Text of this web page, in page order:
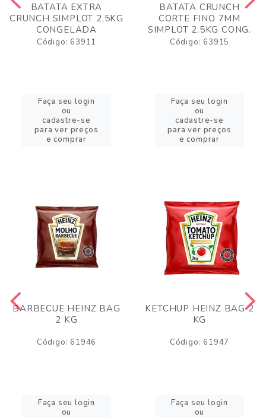
BATATA EXTRA
CRUNCH SIMPLOT 2,5KG
CONGELADA
Código: 63911
Faça seu login
ou
cadastre-se
para ver preços
e comprar
BATATA CRUNCH
CORTE FINO 7MM
SIMPLOT 2,5KG CONG.
Código: 63915
Faça seu login
ou
cadastre-se
para ver preços
e comprar
BARBECUE HEINZ BAG
2 KG
Código: 61946
Faça seu login
ou
KETCHUP HEINZ BAG 2
KG
Código: 61947
Faça seu login
ou